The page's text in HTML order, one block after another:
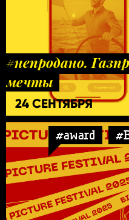
#непродано.
мечты
24 СЕНТЯБРЯ
#award